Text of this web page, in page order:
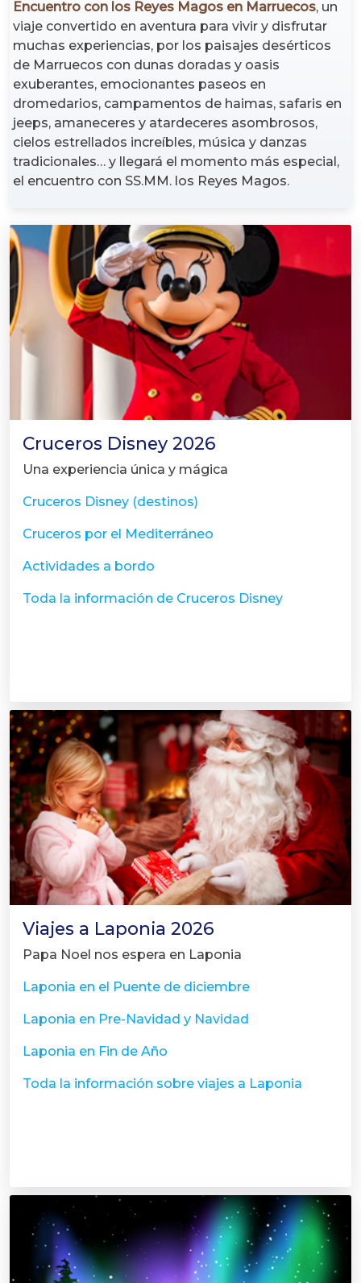
Encuentro con los Reyes Magos en Marruecos, un
viaje convertido en aventura para vivir y disfrutar
muchas experiencias, por los paisajes desérticos
de Marruecos con dunas doradas y oasis
exuberantes, emocionantes paseos en
dromedarios, campamentos de haimas, safaris en
jeeps, amaneceres y atardeceres asombrosos,
cielos estrellados increíbles, música y danzas
tradicionales… y llegará el momento más especial,
el encuentro con SS.MM. los Reyes Magos.
Cruceros Disney 2026
Una experiencia única y mágica
Cruceros Disney (destinos)
Cruceros por el Mediterráneo
Actividades a bordo
Toda la información de Cruceros Disney
Viajes a Laponia 2026
Papa Noel nos espera en Laponia
Laponia en el Puente de diciembre
Laponia en Pre-Navidad y Navidad
Laponia en Fin de Año
Toda la información sobre viajes a Laponia